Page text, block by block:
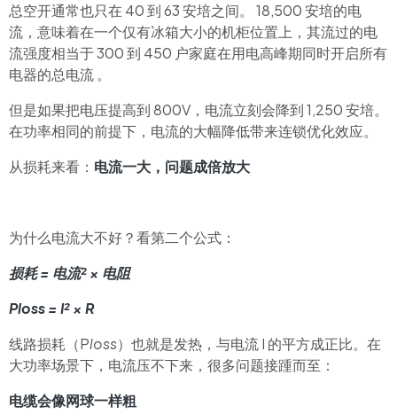
总空开通常也只在 40 到 63 安培之间。 18,500 安培的电
流，意味着在一个仅有冰箱大小的机柜位置上，其流过的电
流强度相当于 300 到 450 户家庭在用电高峰期同时开启所有
电器的总电流 。
但是如果把电压提高到 800V，电流立刻会降到 1,250 安培。
在功率相同的前提下，电流的大幅降低带来连锁优化效应。
从损耗来看： 电流一大，问题成倍放大
为什么电流大不好？看第二个公式：
损耗 = 电流² × 电阻
Ploss = I² × R
线路损耗（Ploss）也就是发热，与电流 I 的平方成正比。在
大功率场景下，电流压不下来，很多问题接踵而至：
电缆会像网球一样粗